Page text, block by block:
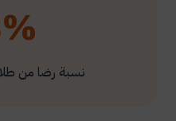
نسبة رضا من